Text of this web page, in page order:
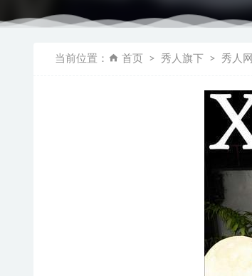
当前位置： 首页 秀人旗下 秀人网